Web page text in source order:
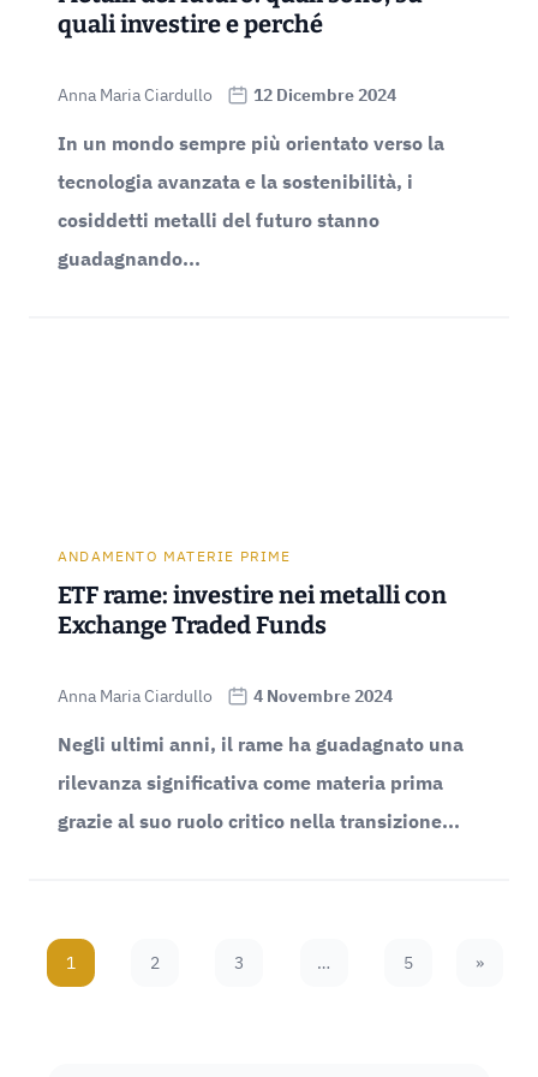
quali investire e perché
Anna Maria Ciardullo 12 Dicembre 2024
In un mondo sempre più orientato verso la
tecnologia avanzata e la sostenibilità, i
cosiddetti metalli del futuro stanno
guadagnando...
ANDAMENTO MATERIE PRIME
ETF rame: investire nei metalli con
Exchange Traded Funds
Anna Maria Ciardullo 4 Novembre 2024
Negli ultimi anni, il rame ha guadagnato una
rilevanza significativa come materia prima
grazie al suo ruolo critico nella transizione...
1 2 3 … 5 Next
»